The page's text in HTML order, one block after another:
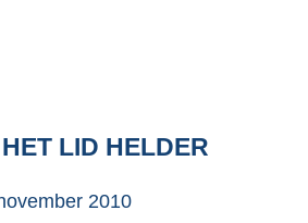
3
b
LID HELDER
2010